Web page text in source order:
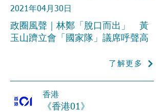
2021年04月30日
政圈風聲｜林鄭「脫口而出」 黃
玉山躋立會「國家隊」議席呼聲高
了解更多
香港
《香港01》